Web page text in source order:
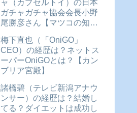
ャ（カプセルトイ）の日本
ガチャガチャ協会会長小野
尾勝彦さん【マツコの知ら
梅下直也（「OniGO」
CEO）の経歴は？ネットス
ーパーOniGOとは？【カン
ブリア宮殿】
諸橋碧（テレビ新潟アナウ
ンサー）の経歴は？結婚し
てる？ダイエットは成功し